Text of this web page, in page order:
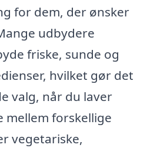
for dem, der ønsker
udbydere
friske, sunde og
hvilket gør det
valg, når du laver
mellem forskellige
vegetariske,